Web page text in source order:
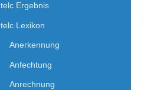
telc Ergebnis
telc Lexikon
Anerkennung
Anfechtung
Anrechnung